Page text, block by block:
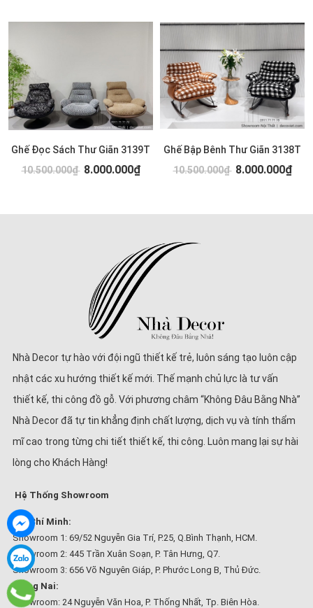
Ghế Đọc Sách Thư Giãn 3139T
10.500.000₫ 8.000.000₫
Ghế Bập Bênh Thư Giãn 3138T
10.500.000₫ 8.000.000₫
Nhà Decor tự hào với đội ngũ thiết kế trẻ, luôn sáng tạo luôn cập
nhật các xu hướng thiết kế mới. Thế mạnh chủ lực là tư vấn
thiết kế, thi công đồ gỗ. Với phương châm “Không Đâu Bằng Nhà”
Nhà Decor đã tự tin khẳng định chất lượng, dịch vụ và tính thẩm
mĩ cao trong từng chi tiết thiết kế, thi công. Luôn mang lại sự hài
lòng cho Khách Hàng!
Hệ Thống Showroom
Hồ Chí Minh:
Showroom 1: 69/52 Nguyễn Gia Trí, P.25, Q.Bình Thạnh, HCM.
Showroom 2: 445 Trần Xuân Soạn, P. Tân Hưng, Q7.
Showroom 3: 656 Võ Nguyên Giáp, P. Phước Long B, Thủ Đức.
Đồng Nai:
Showroom: 24 Nguyễn Văn Hoa, P. Thống Nhất, Tp. Biên Hòa.